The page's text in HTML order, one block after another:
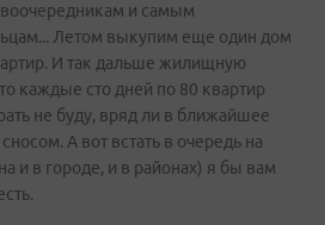
и самым
Летом выкупим еще один дом
И так дальше жилищную
каждые сто дней по 80 квартир
не буду, вряд ли в ближайшее
А вот встать в очередь на
и в городе, и в районах) я бы вам